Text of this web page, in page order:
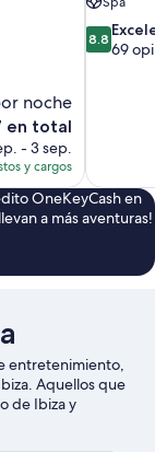
noche
en total
- 3 sep.
y cargos
8.8
de
8.8
69
OneKeyCash en
a más aventuras!
entretenimiento,
Aquellos que
de Ibiza y
quieran